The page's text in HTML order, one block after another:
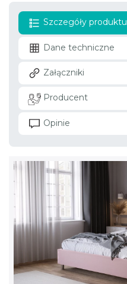
Szczegóły produktu
Dane techniczne
Załączniki
Producent
Opinie